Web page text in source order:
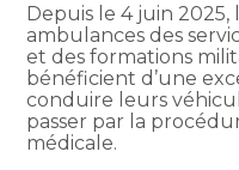
Depuis le 4 juin
ambulances des
et des formations
bénéficient d’une
conduire leurs
passer par la
médicale.